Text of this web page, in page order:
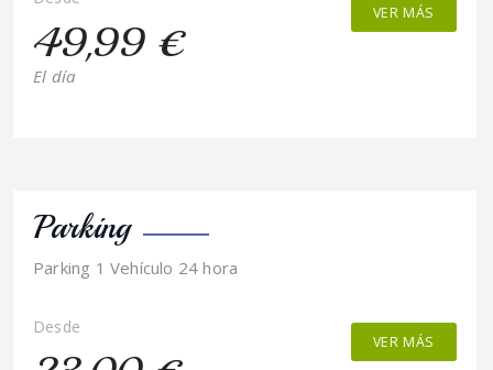
49,99 €
El día
VER MÁS
Parking
Parking 1 Vehículo 24 hora
Desde
VER MÁS